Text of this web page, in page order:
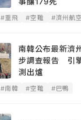
#重飛 #空難 #濟州航空
南韓公布最新濟
步調查報告 引
測出爐
#南韓 #空難 #巴鴨